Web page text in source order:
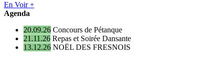
En Voir +
Agenda
20.09.26 Concours de Pétanque
21.11.26 Repas et Soirée Dansante
13.12.26 NOËL DES FRESNOIS